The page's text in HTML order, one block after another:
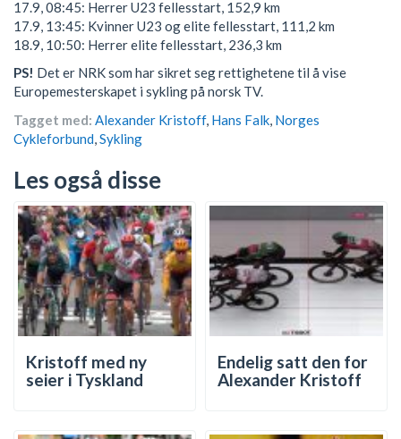
17.9, 08:45: Herrer U23 fellesstart, 152,9 km
17.9, 13:45: Kvinner U23 og elite fellesstart, 111,2 km
18.9, 10:50: Herrer elite fellesstart, 236,3 km
PS! Det er NRK som har sikret seg rettighetene til å vise
Europemesterskapet i sykling på norsk TV.
Tagget med: Alexander Kristoff, Hans Falk Norges
Cykleforbund Sykling
Les også disse
Kristoff med ny
seier i Tyskland
Endelig satt den for
Alexander Kristoff